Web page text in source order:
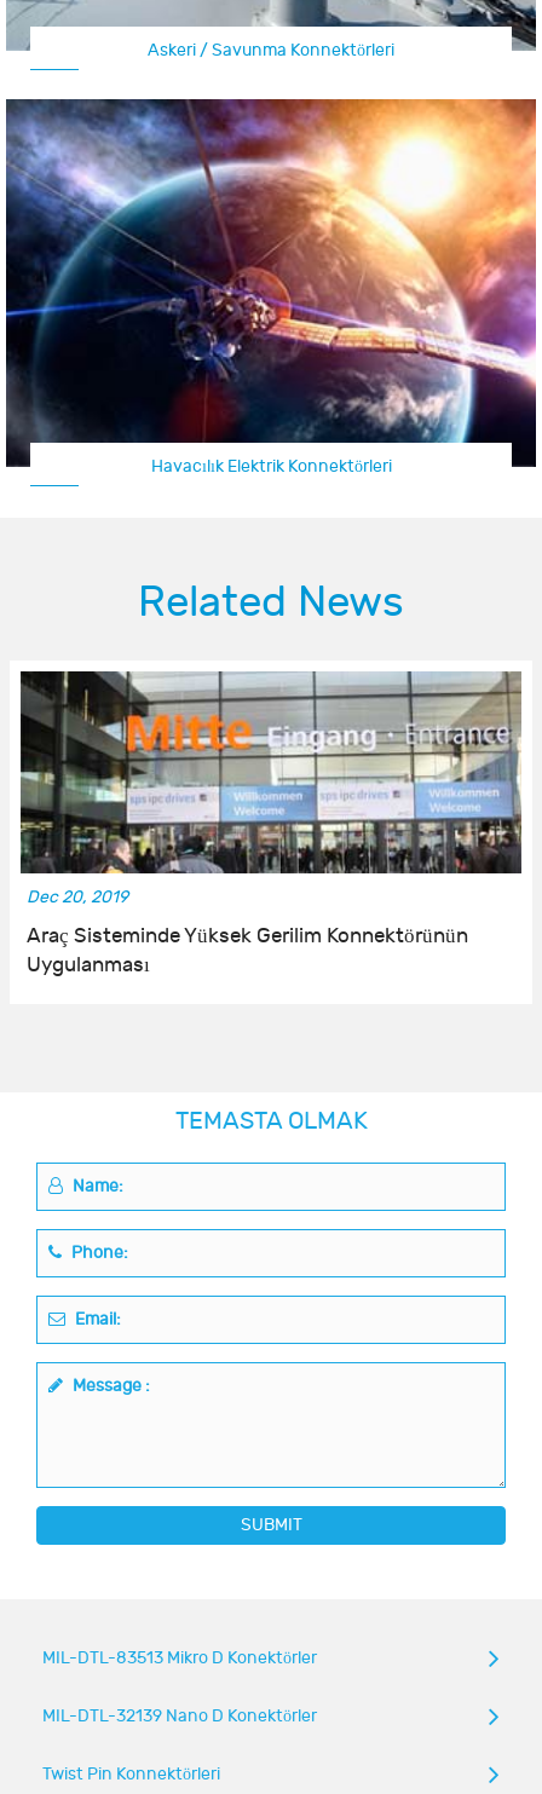
Askeri / Savunma Konnektörleri
Uçak Konnektörü / İHA Konnektörü
Related News
Dec 20, 2019
Araç Sisteminde Yüksek Gerilim Konnektörünün
Uygulanması
TEMASTA OLMAK
Name:
Phone:
Email:
Message :
SUBMIT
MIL-DTL-83513 Mikro D Konektörler
MIL-DTL-32139 Nano D Konektörler
Twist Pin Konnektörleri